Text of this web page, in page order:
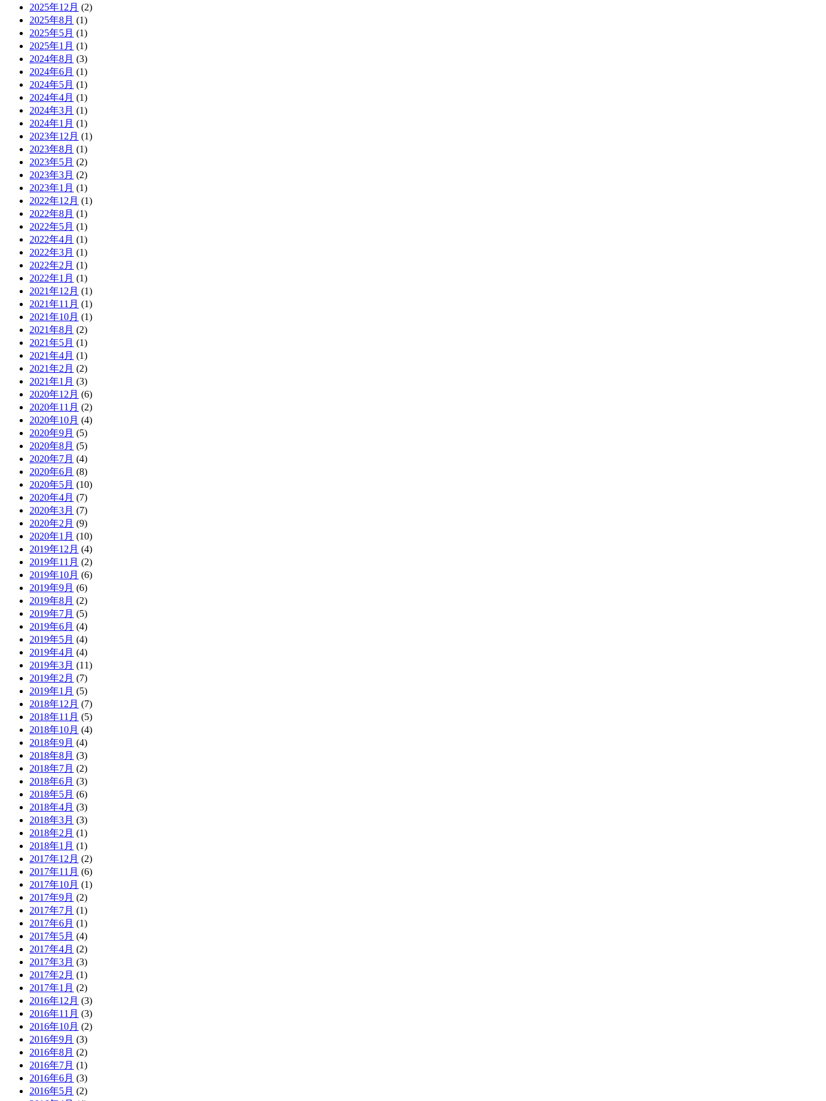
2025年12月 (2)
2025年8月 (1)
2025年5月 (1)
2025年1月 (1)
2024年8月 (3)
2024年6月 (1)
2024年5月 (1)
2024年4月 (1)
2024年3月 (1)
2024年1月 (1)
2023年12月 (1)
2023年8月 (1)
2023年5月 (2)
2023年3月 (2)
2023年1月 (1)
2022年12月 (1)
2022年8月 (1)
2022年5月 (1)
2022年4月 (1)
2022年3月 (1)
2022年2月 (1)
2022年1月 (1)
2021年12月 (1)
2021年11月 (1)
2021年10月 (1)
2021年8月 (2)
2021年5月 (1)
2021年4月 (1)
2021年2月 (2)
2021年1月 (3)
2020年12月 (6)
2020年11月 (2)
2020年10月 (4)
2020年9月 (5)
2020年8月 (5)
2020年7月 (4)
2020年6月 (8)
2020年5月 (10)
2020年4月 (7)
2020年3月 (7)
2020年2月 (9)
2020年1月 (10)
2019年12月 (4)
2019年11月 (2)
2019年10月 (6)
2019年9月 (6)
2019年8月 (2)
2019年7月 (5)
2019年6月 (4)
2019年5月 (4)
2019年4月 (4)
2019年3月 (11)
2019年2月 (7)
2019年1月 (5)
2018年12月 (7)
2018年11月 (5)
2018年10月 (4)
2018年9月 (4)
2018年8月 (3)
2018年7月 (2)
2018年6月 (3)
2018年5月 (6)
2018年4月 (3)
2018年3月 (3)
2018年2月 (1)
2018年1月 (1)
2017年12月 (2)
2017年11月 (6)
2017年10月 (1)
2017年9月 (2)
2017年7月 (1)
2017年6月 (1)
2017年5月 (4)
2017年4月 (2)
2017年3月 (3)
2017年2月 (1)
2017年1月 (2)
2016年12月 (3)
2016年11月 (3)
2016年10月 (2)
2016年9月 (3)
2016年8月 (2)
2016年7月 (1)
2016年6月 (3)
2016年5月 (2)